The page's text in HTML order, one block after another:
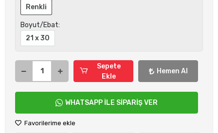
Renkli
Boyut/Ebat:
21 x 30
Sepete
Ekle
Hemen Al
WHATSAPP İLE SİPARİŞ VER
Favorilerime ekle